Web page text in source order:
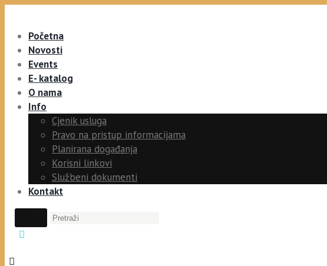
Početna
Novosti
Events
E- katalog
O nama
Info
Cjenik usluga
Pravo na pristup informacijama
Planirana događanja
Korisni linkovi
Službeni dokumenti
Kontakt